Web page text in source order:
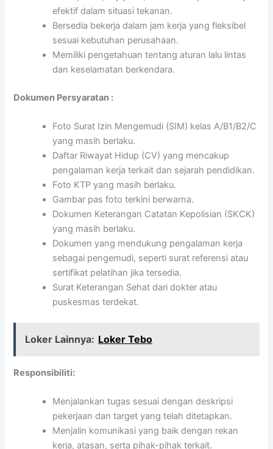
efektif dalam situasi tekanan.
Bersedia bekerja dalam jam kerja yang fleksibel
sesuai kebutuhan perusahaan.
Memiliki pengetahuan tentang aturan lalu lintas
dan keselamatan berkendara.
Dokumen Persyaratan :
Foto Surat Izin Mengemudi (SIM) kelas A/B1/B2/C
yang masih berlaku.
Daftar Riwayat Hidup (CV) yang mencakup
pengalaman kerja terkait dan sejarah pendidikan.
Foto KTP yang masih berlaku.
Gambar pas foto terkini berwarna.
Dokumen Keterangan Catatan Kepolisian (SKCK)
yang masih berlaku.
Dokumen yang mendukung pengalaman kerja
sebagai pengemudi, seperti surat referensi atau
sertifikat pelatihan jika tersedia.
Surat Keterangan Sehat dari dokter atau
puskesmas terdekat.
Loker Lainnya: Loker Tebo
Responsibiliti:
Menjalankan tugas sesuai dengan deskripsi
pekerjaan dan target yang telah ditetapkan.
Menjalin komunikasi yang baik dengan rekan
kerja, atasan, serta pihak-pihak terkait.